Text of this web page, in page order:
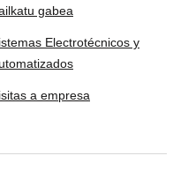
gabea
Electrotécnicos y
a empresa